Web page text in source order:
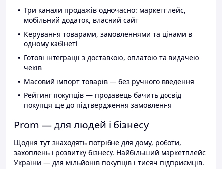
Три канали продажів одночасно: маркетплейс,
мобільний додаток, власний сайт
Керування товарами, замовленнями та цінами в
одному кабінеті
Готові інтеграції з доставкою, оплатою та видачею
чеків
Масовий імпорт товарів — без ручного введення
Рейтинг покупців — продавець бачить досвід
покупця ще до підтвердження замовлення
Prom — для людей і бізнесу
Щодня тут знаходять потрібне для дому, роботи,
захоплень і розвитку бізнесу. Найбільший маркетплейс
України — для мільйонів покупців і тисяч підприємців.